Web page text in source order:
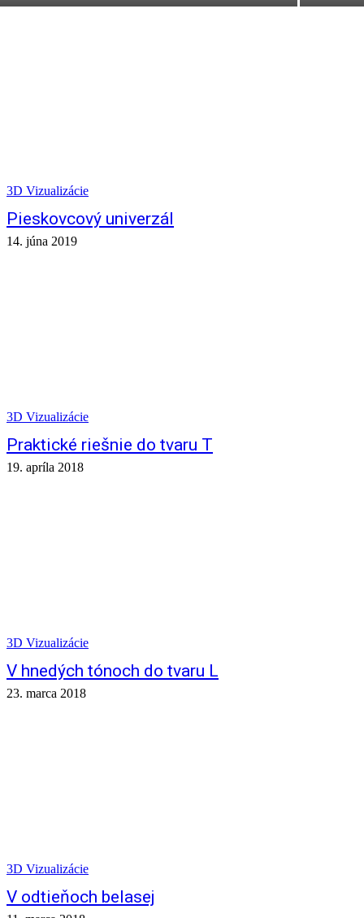
3D Vizualizácie
Pieskovcový univerzál
14. júna 2019
3D Vizualizácie
Praktické riešnie do tvaru T
19. apríla 2018
3D Vizualizácie
V hnedých tónoch do tvaru L
23. marca 2018
3D Vizualizácie
V odtieňoch belasej